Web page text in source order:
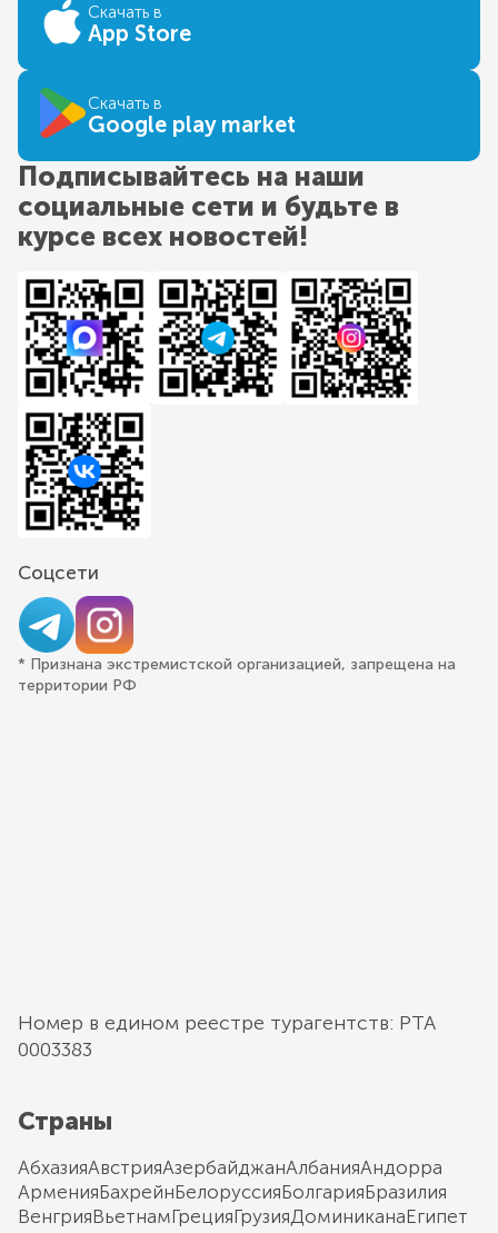
Скачать в
App Store
Скачать в
Google play market
Подписывайтесь на наши
социальные сети и будьте в
курсе всех новостей!
Соцсети
* Признана экстремистской организацией, запрещена на
территории РФ
Номер в едином реестре турагентств: РТА
0003383
Страны
АбхазияАвстрияАзербайджанАлбанияАндорра
АрменияБахрейнБелоруссияБолгарияБразилия
ВенгрияВьетнамГрецияГрузияДоминиканаЕгипет